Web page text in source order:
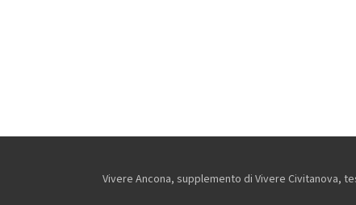
Vivere Ancona, supplemento di Vivere Civitanova,